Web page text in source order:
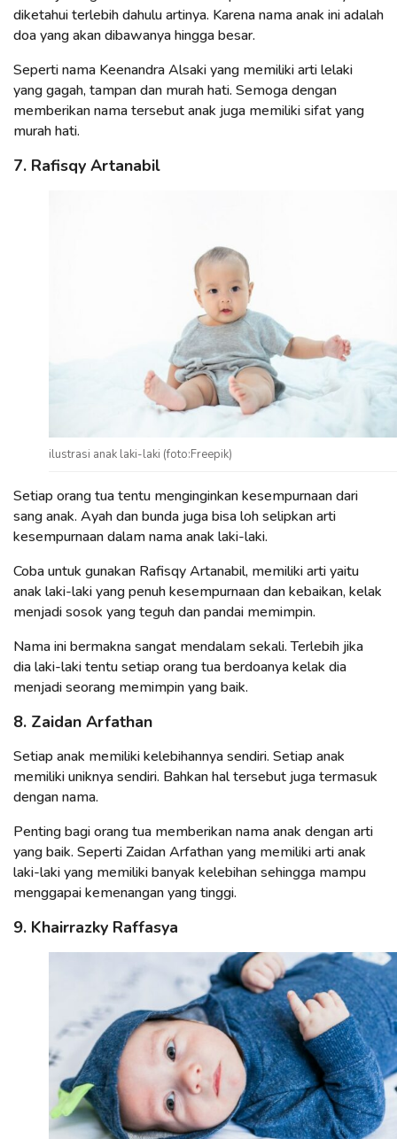
diketahui terlebih dahulu artinya. Karena nama anak ini adalah
doa yang akan dibawanya hingga besar.
Seperti nama Keenandra Alsaki yang memiliki arti lelaki
yang gagah, tampan dan murah hati. Semoga dengan
memberikan nama tersebut anak juga memiliki sifat yang
murah hati.
7. Rafisqy Artanabil
ilustrasi anak laki-laki (foto:Freepik)
Setiap orang tua tentu menginginkan kesempurnaan dari
sang anak. Ayah dan bunda juga bisa loh selipkan arti
kesempurnaan dalam nama anak laki-laki.
Coba untuk gunakan Rafisqy Artanabil, memiliki arti yaitu
anak laki-laki yang penuh kesempurnaan dan kebaikan, kelak
menjadi sosok yang teguh dan pandai memimpin.
Nama ini bermakna sangat mendalam sekali. Terlebih jika
dia laki-laki tentu setiap orang tua berdoanya kelak dia
menjadi seorang memimpin yang baik.
8. Zaidan Arfathan
Setiap anak memiliki kelebihannya sendiri. Setiap anak
memiliki uniknya sendiri. Bahkan hal tersebut juga termasuk
dengan nama.
Penting bagi orang tua memberikan nama anak dengan arti
yang baik. Seperti Zaidan Arfathan yang memiliki arti anak
laki-laki yang memiliki banyak kelebihan sehingga mampu
menggapai kemenangan yang tinggi.
9. Khairrazky Raffasya